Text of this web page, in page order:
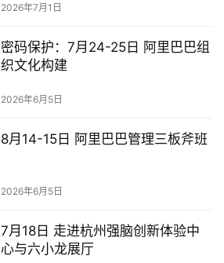
2026年7月1日
密码保护：7月24-25日 阿里巴巴组
织文化构建
2026年6月5日
8月14-15日 阿里巴巴管理三板斧班
2026年6月5日
7月18日 走进杭州强脑创新体验中
心与六小龙展厅